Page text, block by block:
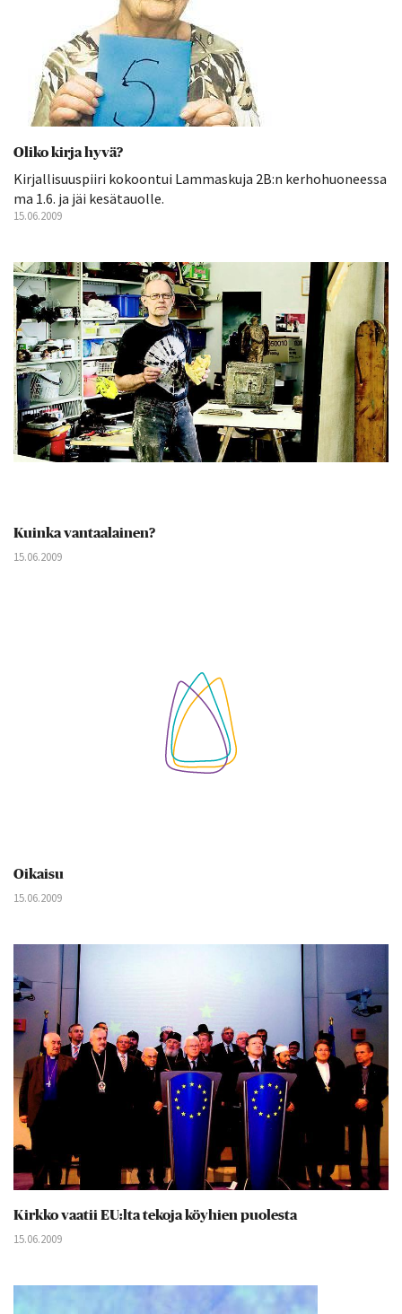
Oliko kirja hyvä?
Kirjallisuuspiiri kokoontui Lammaskuja 2B:n kerhohuoneessa
ma 1.6. ja jäi kesätauolle.
15.06.2009
Kuinka vantaalainen?
15.06.2009
Oikaisu
15.06.2009
Kirkko vaatii EU:lta tekoja köyhien puolesta
15.06.2009